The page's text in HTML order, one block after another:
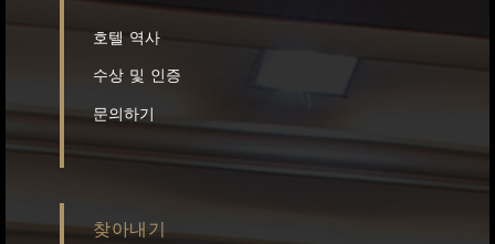
호텔 역사
수상 및 인증
문의하기
찾아내기